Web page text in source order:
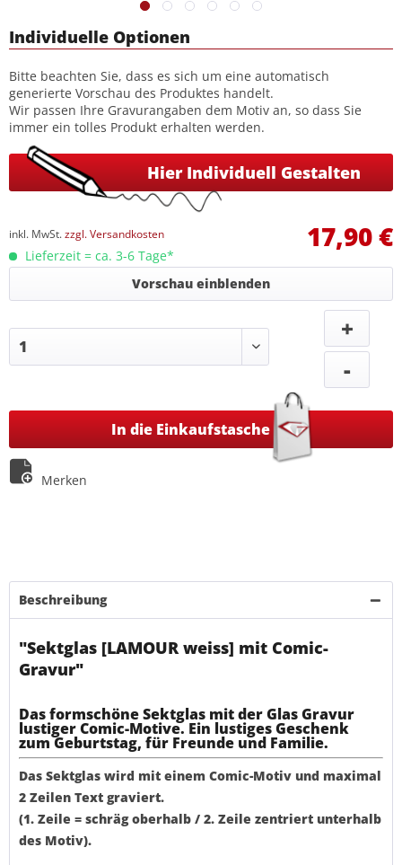
Individuelle Optionen
Bitte beachten Sie, dass es sich um eine automatisch
generierte Vorschau des Produktes handelt.
Wir passen Ihre Gravurangaben dem Motiv an, so dass Sie
immer ein tolles Produkt erhalten werden.
Hier Individuell Gestalten
17,90 €
inkl. MwSt.zzgl. Versandkosten
Lieferzeit = ca. 3-6 Tage*
Vorschau einblenden
+
-
In die Einkaufstasche
Merken
Beschreibung
"Sektglas [LAMOUR weiss] mit Comic-
Gravur"
Das formschöne Sektglas mit der Glas Gravur
lustiger Comic-Motive. Ein lustiges Geschenk
zum Geburtstag, für Freunde und Familie.
Das Sektglas wird mit einem Comic-Motiv und maximal
2 Zeilen Text graviert.
(1. Zeile = schräg oberhalb / 2. Zeile zentriert unterhalb
des Motiv).